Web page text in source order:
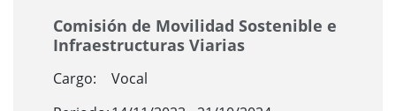
Comisión de Movilidad Sostenible e
Infraestructuras Viarias
Cargo:
Vocal